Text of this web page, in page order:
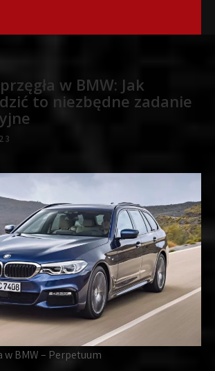
w BMW: Jak
to niezbędne zadanie
w BMW – Perpetuum